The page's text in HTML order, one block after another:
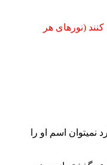
(نورهای هر
اسم او را